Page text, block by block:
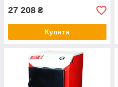
27 208 ₴
Купити